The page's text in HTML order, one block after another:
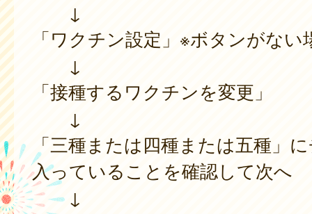
↓
「ワクチン設定」※ボタンがない
↓
「接種するワクチンを変更」
↓
「三種または四種または五種」
入っていることを確認して次へ
↓